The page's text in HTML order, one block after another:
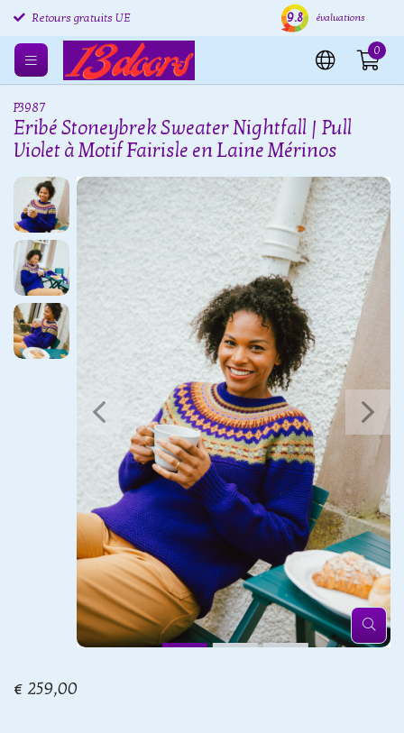
Retours gratuits UE Expédition sous 24 heures
9.8 évaluations
0
P3987
Eribé Stoneybrek Sweater Nightfall | Pull
Violet à Motif Fairisle en Laine Mérinos
€ 259,00